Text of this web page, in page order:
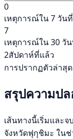
0
เหตุการณ์ใน 7 วัน
7
เหตุการณ์ใน 30 วั
2สัปดาห์ที่แล้ว
การปรากฏตัวล่าสุด
สรุปความป
เส้นทางนี้เริ่มและ
จังหวัดฟุกุชิมะ ใน